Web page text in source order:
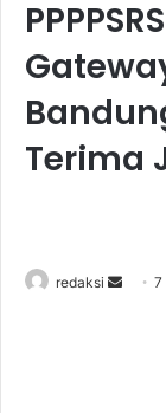
Terima
redaksi 7